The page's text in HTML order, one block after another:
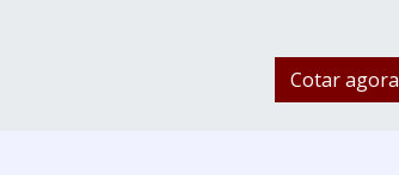
Cotar agora